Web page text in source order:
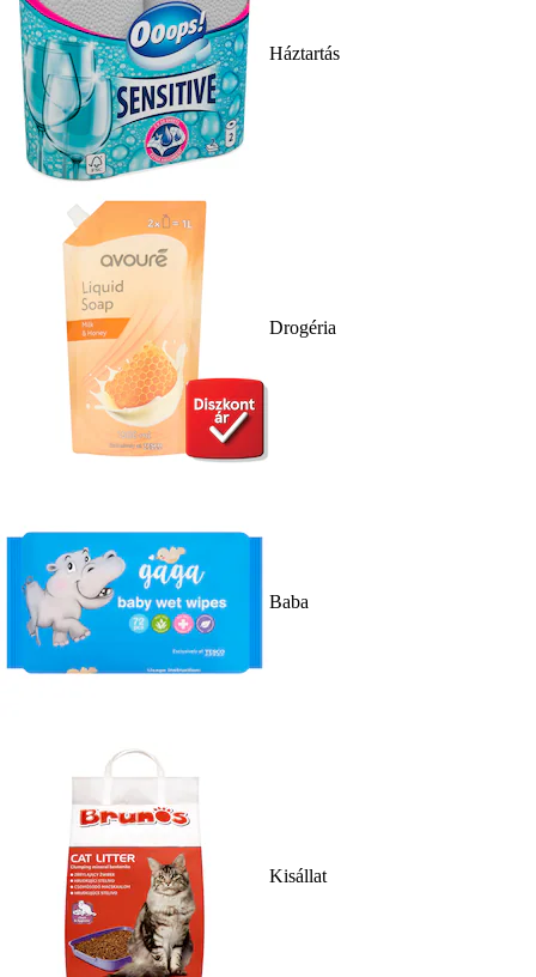
Háztartás
Drogéria
Baba
Kisállat